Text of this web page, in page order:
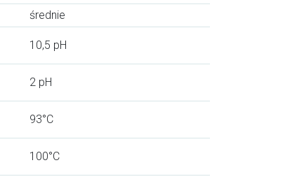
średnie
10,5 pH
2 pH
93°C
100°C